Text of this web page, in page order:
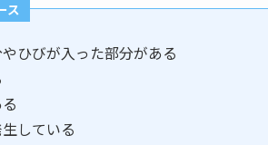
ス
ひびが入った部分がある
している